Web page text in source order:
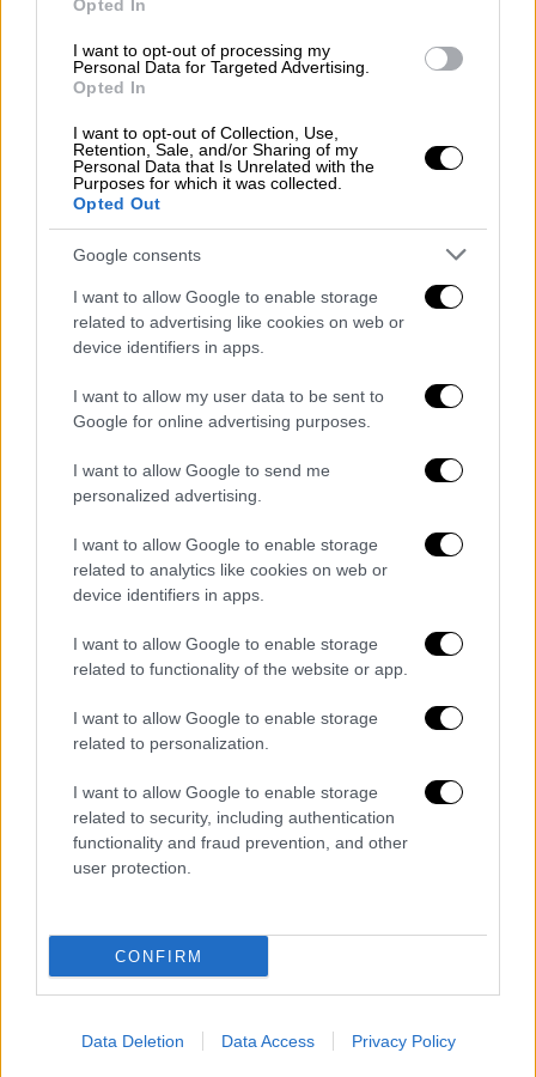
Opted In
I want to opt-out of processing my
Personal Data for Targeted Advertising.
Opted In
I want to opt-out of Collection, Use,
Retention, Sale, and/or Sharing of my
Personal Data that Is Unrelated with the
Purposes for which it was collected.
Opted Out
Google consents
I want to allow Google to enable storage
related to advertising like cookies on web or
device identifiers in apps.
I want to allow my user data to be sent to
Google for online advertising purposes.
I want to allow Google to send me
personalized advertising.
I want to allow Google to enable storage
related to analytics like cookies on web or
device identifiers in apps.
I want to allow Google to enable storage
related to functionality of the website or app.
I want to allow Google to enable storage
related to personalization.
I want to allow Google to enable storage
related to security, including authentication
functionality and fraud prevention, and other
user protection.
CONFIRM
Data Deletion Data Access Privacy Policy
Πλημμελειοδικών Γρεβενών που έκανε
δεκτό το αίτημα αποφυλάκισης του
56χρονου, υπό τους όρους της διαμονής σε
συγκεκριμένη διεύθυνση εντός του δήμου
Καλαμαριάς, της αυτοπρόσωπης εμφάνισης
στο αστυνομικό τμήμα της περιοχής του και
της απαγόρευσης εξόδου από τη χώρα. Ο
ίδιος, παραβίασε τον πρώτο όρο, καθώς
εντοπίστηκε το απόγευμα της Παρασκευής
στην περιοχή Ανάληψη της Θεσσαλονίκης, με
του τμήματος ασφαλείας Καλαμαριάς, όπως
ανακοίνωσε η ΕΛ.ΑΣ.
Όπως αναφέρει το ΑΠΕ-ΜΠΕ, ενώπιον της
αντιεισαγγελέως πρωτοδικών που
οδηγήθηκε σήμερα φέρεται να ανέφερε πως
δήλωσε αρχικά ως διεύθυνση κατοικίας την
επαγγελματική στέγη του αδελφού του στην
Καλαμαριά, αναζητώντας και εντοπίζοντας
στη συνέχεια κατάλληλη στέγη για μόνιμη
εγκατάσταση εκτός του συγκεκριμένου
δήμου, εξέλιξη για την οποία διατείνεται ότι
Σύμφωνα με τοcretalive.grο ίδιος είπε:
«Είναι άδικο δεν έχω παραβιάσει κανέναν
όρο . Για ότι έχω κάνει έχω εκτίσει την
γυρίσω ξανά στη φυλακή. Δεν έχω κάνει κάτι
να αξίζω να γυρίσω στη φυλακή. Για την
αλλαγή διεύθυνσης κατοικίας ενημέρωσα τη
φυλακή Γρεβενών με email που